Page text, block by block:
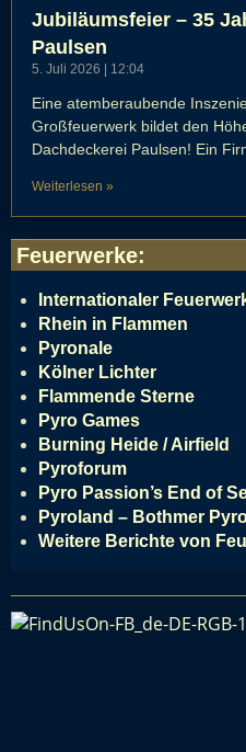
Jubiläumsfeier – 35
Paulsen
5. Juli 2026 12:04
Eine atemberaubende
Großfeuerwerk bildet den
Dachdeckerei Paulsen! Ein
Weiterlesen »
Feuerwerke:
Internationaler
Rhein in Flammen
Pyronale
Kölner Lichter
Flammende Sterne
Pyro Games
Burning Heide / Airfield
Pyroforum
Pyro Passion’s End of
Pyroland – Bothmer
Weitere Berichte von